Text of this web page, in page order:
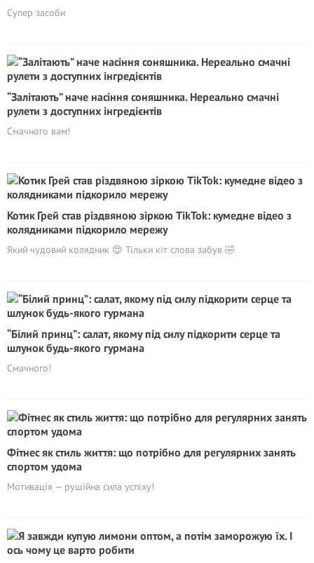
Супер засоби
“Залітають” наче насіння соняшника. Нереально смачні
рулети з доступних інгредієнтів
Смачного вам!
Котик Грей став різдвяною зіркою TikTok: кумедне відео з
колядниками підкорило мережу
Який чудовий колядник 😍 Тільки кіт слова забув 🤣
“Білий принц”: салат, якому під силу підкорити серце та
шлунок будь-якого гурмана
Смачного!
Фітнес як стиль життя: що потрібно для регулярних занять
спортом удома
Мотивація — рушійна сила успіху!